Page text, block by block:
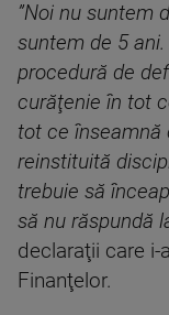
”Noi nu suntem
suntem de 5
procedură de
curăţenie în tot
tot ce înseamnă
reinstituită
trebuie să
să nu răspundă
declaraţii care
Finanţelor.